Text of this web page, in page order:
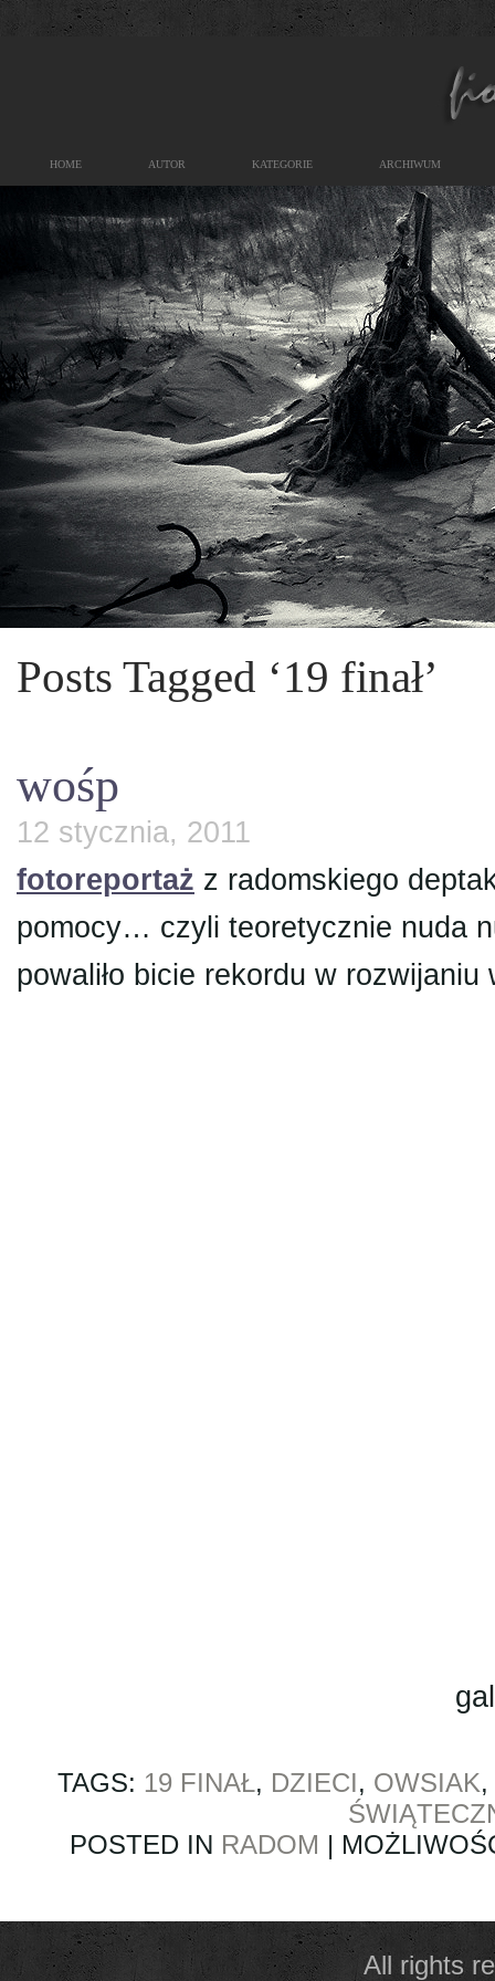
HOME AUTOR KATEGORIE ARCHIWUM
Posts Tagged ‘19 finał’
wośp
12 stycznia, 2011
fotoreportaż z radomskiego
pomocy… czyli teoretycznie nuda
powaliło bicie rekordu w
TAGS: 19 FINAŁ, DZIECI, OWSIAK,
POSTED IN RADOM |
All rights